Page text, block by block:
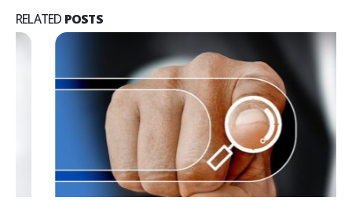
RELATED POSTS